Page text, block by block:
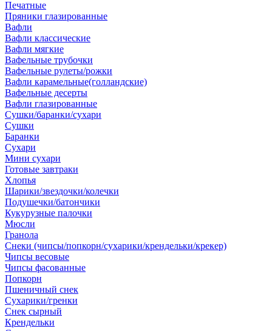
Печатные
Пряники глазированные
Вафли
Вафли классические
Вафли мягкие
Вафельные трубочки
Вафельные рулеты/рожки
Вафли карамельные(голландские)
Вафельные десерты
Вафли глазированные
Сушки/баранки/сухари
Сушки
Баранки
Сухари
Мини сухари
Готовые завтраки
Хлопья
Шарики/звездочки/колечки
Подушечки/батончики
Кукурузные палочки
Мюсли
Гранола
Снеки (чипсы/попкорн/сухарики/крендельки/крекер)
Чипсы весовые
Чипсы фасованные
Попкорн
Пшеничный снек
Сухарики/гренки
Снек сырный
Крендельки